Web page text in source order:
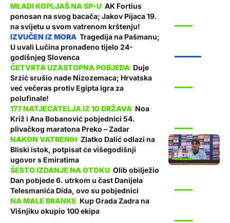
AK Fortius
ponosan na svog bacača; Jakov Pijaca 19.
na svijetu u svom vatrenom krštenju!
Tragedija na Pašmanu;
U uvali Lučina pronađeno tijelo 24-
godišnjeg Slovenca
Duje
Srzić srušio nade Nizozemaca; Hrvatska
već večeras protiv Egipta igra za
polufinale!
Noa
Križ i Ana Bobanović pobjednici 54.
plivačkog maratona Preko – Zadar
SPORT
Zlatko Dalić odlazi na
Bliski istok, potpisat će višegodišnji
ugovor s Emiratima
Olib obilježio
Dan pobjede 6. utrkom u čast Danijela
Telesmanića Dida, ovo su pobjednici
Kup Grada Zadra na
Višnjiku okupio 100 ekipa